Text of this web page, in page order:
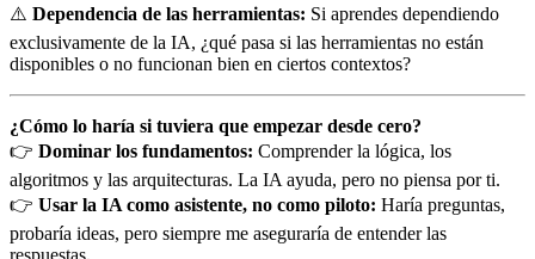
⚠️ Dependencia de las herramientas: Si aprendes dependiendo
exclusivamente de la IA, ¿qué pasa si las herramientas no están
disponibles o no funcionan bien en ciertos contextos?
¿Cómo lo haría si tuviera que empezar desde cero?
👉 Dominar los fundamentos: Comprender la lógica, los
algoritmos y las arquitecturas. La IA ayuda, pero no piensa por ti.
👉 Usar la IA como asistente, no como piloto: Haría preguntas,
probaría ideas, pero siempre me aseguraría de entender las
respuestas.